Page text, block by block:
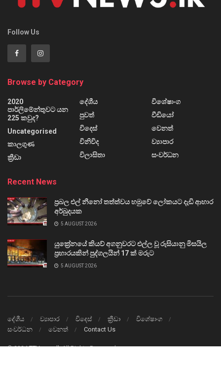
Follow Us
Browse by Category
2020
පාර්ලිමේන්තුවට යන
225 කවුද?
Uncategorised
කාලගුණ
ක්‍රීඩා
දේශීය
පුවත්
විදෙස්
විනිවිද
විලාසිතා
විශේෂාංග
වීඩියෝ
වෙනත්
ව්‍යාපාර
සංවර්ධන
Recent News
ප්‍රබල එල් නීනෝ තත්ත්වය හමුවේ ලෝකයට දැඩි ආහාර
අර්බුදයක
5 AUGUST 2026
යුක්‍රේනයේ කියව් අගනුවරට එල්ල වූ රුසියානු මිසයිල
ප්‍රහාරයකින් පුද්ගලයින් 17 ක් මරුට
5 AUGUST 2026
දේශීය ව්‍යාපාර විදෙස් ක්‍රීඩා
විශේෂාංග
සංවර්ධන
වෙනත් Contact Us
© 2024TTVnews.lkAll Rights Reserved